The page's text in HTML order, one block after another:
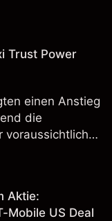
Indikator für
Trust Power
einen Anstieg
die
voraussichtlich
Indikator für
Aktie:
Mobile US Deal